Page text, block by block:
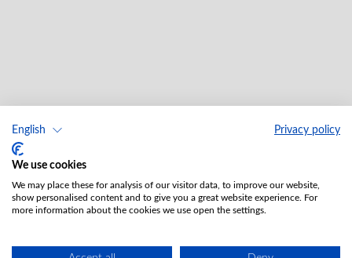
English Privacy policy
We use cookies
We may place these for analysis of our visitor data, to improve our website,
show personalised content and to give you a great website experience. For
more information about the cookies we use open the settings.